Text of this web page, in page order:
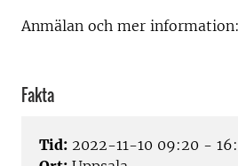
Anmälan och mer information:
Fakta
Tid: 2022-11-10 09:20 -